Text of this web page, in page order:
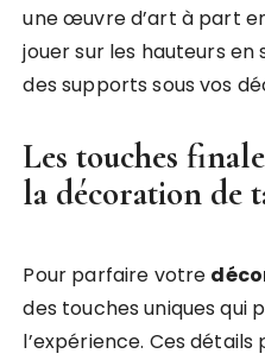
une œuvre d’art à part
jouer sur les hauteurs
des supports sous vos
Les touches
la décoration de
Pour parfaire votre
des touches uniques qui
l’expérience. Ces